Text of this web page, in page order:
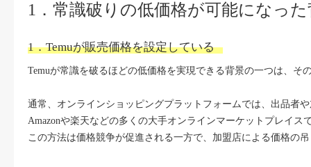
1．常識破りの低価格が可能になっ
1．Temuが販売価格を設定している
Temuが常識を破るほどの低価格を実現できる背景の一つは、そ
通常、オンラインショッピングプラットフォームでは、出品者
Amazonや楽天などの多くの大手オンラインマーケットプレイス
この方法は価格競争が促進される一方で、加盟店による価格の